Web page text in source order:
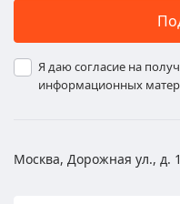
Я даю согласие на
информационных
Москва, Дорожная ул., д.